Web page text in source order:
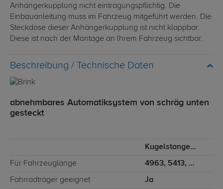
Anhängerkupplung nicht eintragungspflichtig. Die
Einbauanleitung muss im Fahrzeug mitgeführt werden. Die
Steckdose dieser Anhängerkupplung ist nicht klappbar.
Diese ist nach der Montage an Ihrem Fahrzeug sichtbar.
Technische Daten
abnehmbares Automatiksystem von schräg unten
gesteckt
Kugelstange von schräg unten gesteckt
Für Fahrzeuglänge 4963, 5413, 5998, 6363
Fahrradträger geeignet Ja